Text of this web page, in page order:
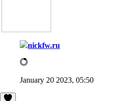
nickfw.ru
January 20 2023, 05:50